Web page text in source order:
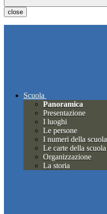
close
Scuola
Panoramica
Presentazione
I luoghi
Le persone
I numeri della scuola
Le carte della scuola
Organizzazione
La storia